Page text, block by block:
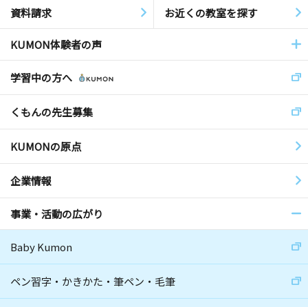
資料請求 お近くの教室を探す
KUMON体験者の声
学習中の方へ
くもんの先生募集
KUMONの原点
企業情報
事業・活動の広がり
Baby Kumon
ペン習字・かきかた・筆ペン・毛筆